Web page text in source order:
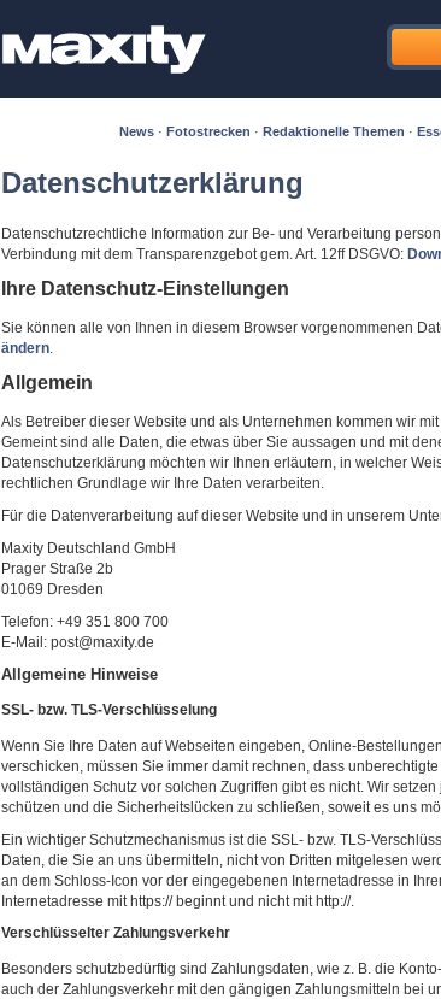
News · Fotostrecken · Redaktionelle Themen ·
Datenschutzerklärung
Datenschutzrechtliche Information zur Be- und Verarbeitung
Verbindung mit dem Transparenzgebot gem. Art. 12ff DSGVO:
Ihre Datenschutz-Einstellungen
Sie können alle von Ihnen in diesem Browser vorgenommenen
ändern.
Allgemein
Als Betreiber dieser Website und als Unternehmen kommen wir
Gemeint sind alle Daten, die etwas über Sie aussagen und mit
Datenschutzerklärung möchten wir Ihnen erläutern, in welcher
rechtlichen Grundlage wir Ihre Daten verarbeiten.
Für die Datenverarbeitung auf dieser Website und in unserem
Maxity Deutschland GmbH
Prager Straße 2b
01069 Dresden
Telefon: +49 351 800 700
E-Mail: post@maxity.de
Allgemeine Hinweise
SSL- bzw. TLS-Verschlüsselung
Wenn Sie Ihre Daten auf Webseiten eingeben, Online-
verschicken, müssen Sie immer damit rechnen, dass
vollständigen Schutz vor solchen Zugriffen gibt es nicht. Wir
schützen und die Sicherheitslücken zu schließen, soweit es uns
Ein wichtiger Schutzmechanismus ist die SSL- bzw. TLS-
Daten, die Sie an uns übermitteln, nicht von Dritten mitgelesen
an dem Schloss-Icon vor der eingegebenen Internetadresse in
Internetadresse mit https:// beginnt und nicht mit http://.
Verschlüsselter Zahlungsverkehr
Besonders schutzbedürftig sind Zahlungsdaten, wie z. B. die
auch der Zahlungsverkehr mit den gängigen Zahlungsmitteln bei